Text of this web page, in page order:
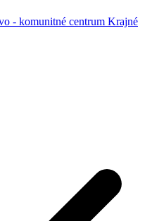
- komunitné centrum Krajné